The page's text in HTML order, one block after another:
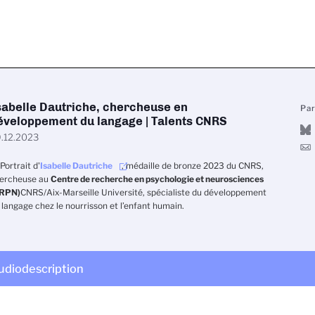
Dautriche, chercheuse en
du langage | Talents CNRS
Portrait d'Isabelle Dautriche
, médaille de bronze 2023 du CNRS,
au Centre de recherche en psychologie et neurosciences
CNRS/Aix-Marseille Université, spécialiste du développement
chez le nourrisson et l’enfant humain.